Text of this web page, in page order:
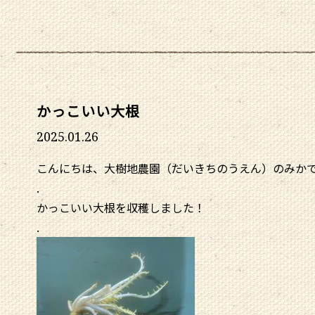
かっこいい大根
2025.01.26
こんにちは、大樹地農園（だいきちのうえん）のみか
.
かっこいい大根を収穫しました！
.